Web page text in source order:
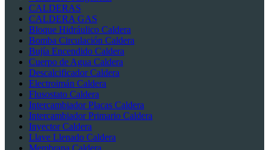
CALDERAS
CALDERA GAS
Bloque Hidráulico Caldera
Bomba Circulación Caldera
Bujía Encendido Caldera
Cuerpo de Agua Caldera
Descalcificador Caldera
Electroimán Caldera
Flusostato Caldera
Intercambiador Placas Caldera
Intercambiador Primario Caldera
Inyector Caldera
Llave Llenado Caldera